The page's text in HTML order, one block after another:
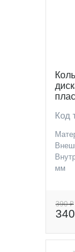
Код
мм
390 ₽